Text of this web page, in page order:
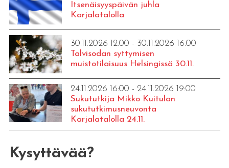
Itsenäisyyspäivän juhla
Karjalatalolla
30.11.2026 12:00 - 30.11.2026 16:00
Talvisodan syttymisen
muistotilaisuus Helsingissä 30.11.
24.11.2026 16:00 - 24.11.2026 19:00
Sukututkija Mikko Kuitulan
sukututkimusneuvonta
Karjalatalolla 24.11.
Kysyttävää?